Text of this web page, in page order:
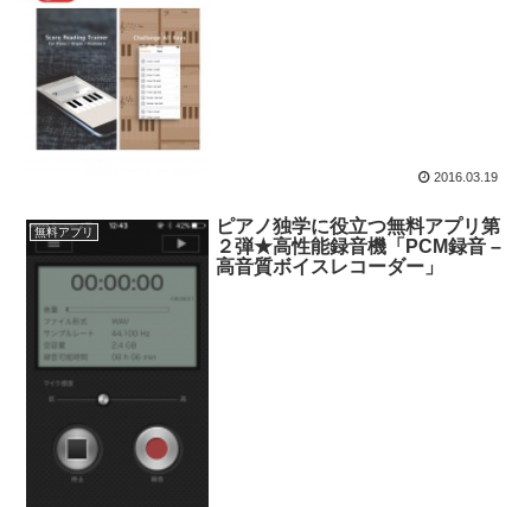
2016.03.19
無料アプリ
ピアノ独学に役立つ無料アプリ第
２弾★高性能録音機「PCM録音 –
高音質ボイスレコーダー」